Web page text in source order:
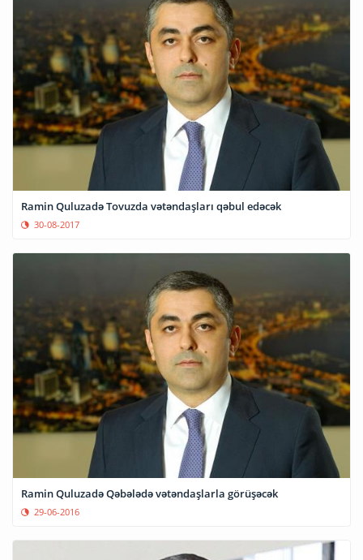
Ramin Quluzadə Tovuzda vətəndaşları qəbul edəcək
30-08-2017
Ramin Quluzadə Qəbələdə vətəndaşlarla görüşəcək
29-06-2016